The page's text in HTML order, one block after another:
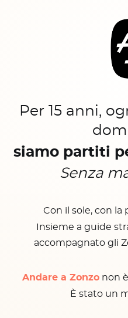
Per 15 anni,
siamo partiti
Senza
Con il sole, con la
Insieme a guide
accompagnato gli
Andare a Zonzonon
È stato un